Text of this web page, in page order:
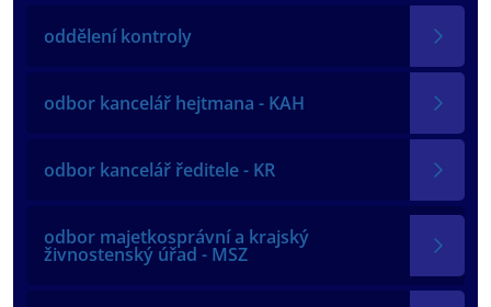
oddělení kontroly
odbor kancelář hejtmana - KAH
odbor kancelář ředitele - KR
odbor majetkosprávní a krajský
živnostenský úřad - MSZ